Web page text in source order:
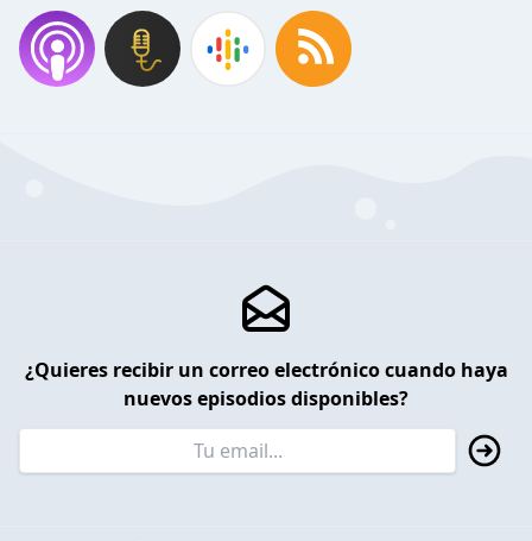
¿Quieres recibir un correo electrónico cuando haya
nuevos episodios disponibles?